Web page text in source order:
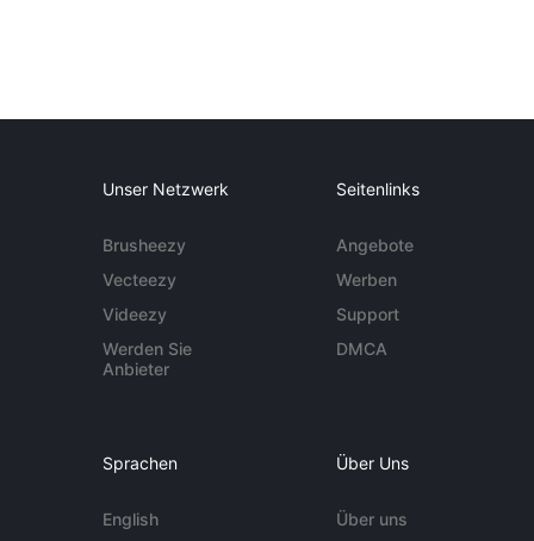
Unser Netzwerk
Brusheezy
Vecteezy
Videezy
Werden Sie
Anbieter
Seitenlinks
Angebote
Werben
Support
DMCA
Sprachen
English
Über Uns
Über uns